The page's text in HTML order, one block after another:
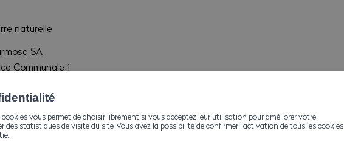
naturelle
SA
Communale 1
vous permet de choisir librement si vous acceptez leur utilisation pour améliorer votre
des statistiques de visite du site. Vous avez la possibilité de confirmer l’activation de tous les cookies